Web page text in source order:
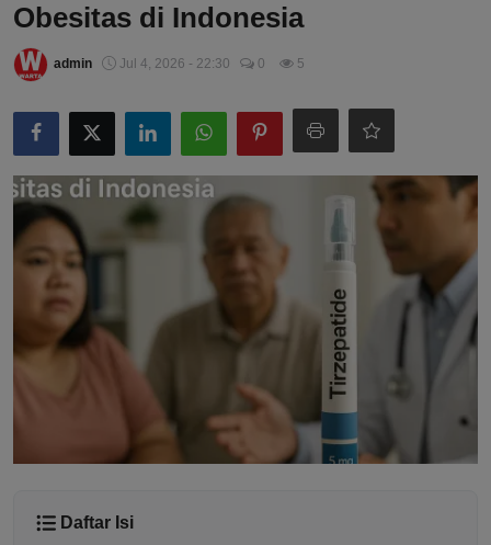
Obesitas di Indonesia
admin Jul 4, 2026 - 22:30 0 5
Daftar Isi